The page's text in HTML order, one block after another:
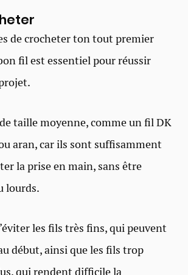
de crocheter ton tout premier
fil est essentiel pour réussir
taille moyenne, comme un fil DK
aran, car ils sont suffisamment
la prise en main, sans être
lourds.
les fils très fins, qui peuvent
début, ainsi que les fils trop
qui rendent difficile la